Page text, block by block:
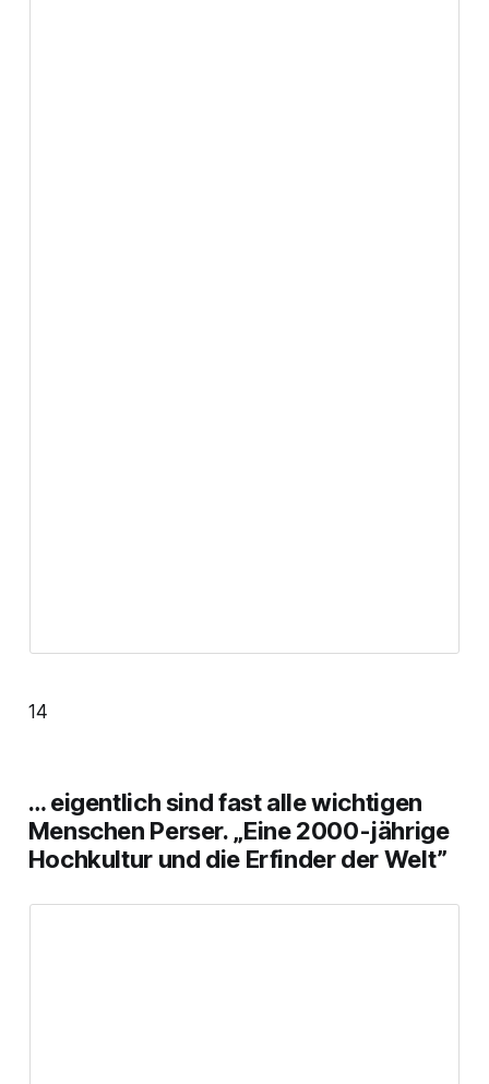
14
… eigentlich sind fast alle wichtigen
Menschen Perser. „Eine 2000-jährige
Hochkultur und die Erfinder der Welt”